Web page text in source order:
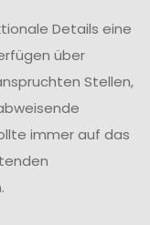
Details eine
über
Stellen,
immer auf das